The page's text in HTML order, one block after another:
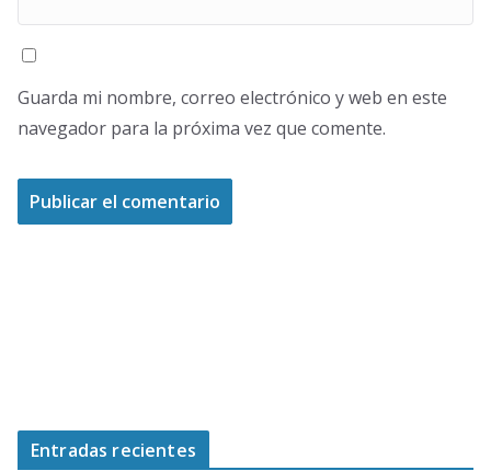
Guarda mi nombre, correo electrónico y web en este
navegador para la próxima vez que comente.
Entradas recientes